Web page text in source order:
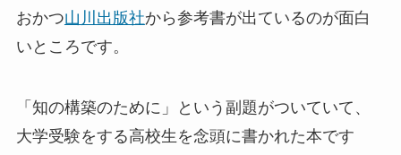
おかつ山川出版社から参考書が出ているのが面白
いところです。
「知の構築のために」という副題がついていて、
大学受験をする高校生を念頭に書かれた本です